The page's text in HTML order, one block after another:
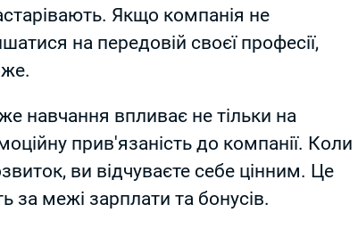
Якщо компанія не
на передовій своєї професії,
навчання впливає не тільки на
прив'язаність до компанії. Коли
ви відчуваєте себе цінним. Це
за межі зарплати та бонусів.